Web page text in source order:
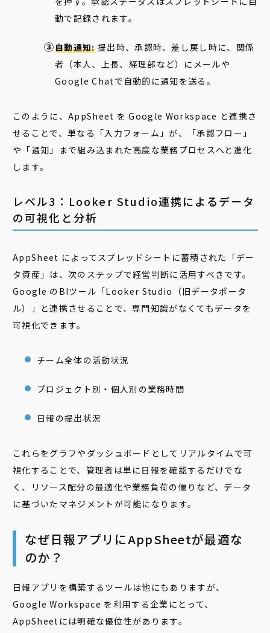
動で記録されます。
自動通知:提出時、承認時、差し戻し時に、関係
者（本人、上長、経理部など）にメールや
Google Chatで自動的に通知を送る。
このように、AppSheet を Google Workspace と連携さ
せることで、単なる「入力フォーム」が、「承認フロー」
や「通知」まで組み込まれた高度な業務プロセスへと進化
します。
レベル3：Looker Studio連携によるデータ
の可視化と分析
AppSheet によってスプレッドシートに蓄積された「デー
タ資産」は、次のステップで経営判断に活用すべきです。
Google のBIツール「Looker Studio（旧データポータ
ル）」と連携させることで、専門知識がなくてもデータを
可視化できます。
チーム全体の活動状況
プロジェクト別・個人別の業務時間
日報の提出状況
これらをグラフやダッシュボードとしてリアルタイムで可
視化することで、管理者は単に日報を確認するだけでな
く、リソース配分の最適化や業務負荷の偏りなど、データ
に基づいたマネジメントが可能になります。
なぜ日報アプリにAppSheetが最適な
のか？
日報アプリを構築するツールは他にもありますが、
Google Workspace を利用する企業にとって、
AppSheetには明確な優位性があります。